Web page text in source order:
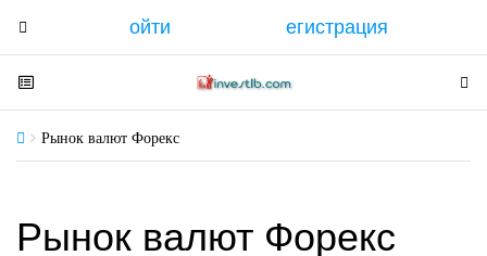
T
o
g
l
v
ойти егистрация
T
o
g
g
n
T
o
g
Рынок валют Форекс
Рынок валют Форекс